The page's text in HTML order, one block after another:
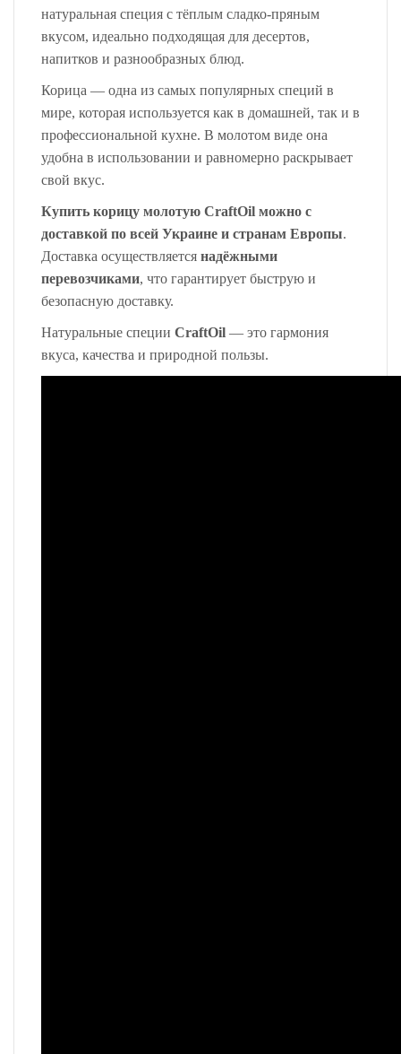
натуральная специя с тёплым сладко-пряным
вкусом, идеально подходящая для десертов,
напитков и разнообразных блюд.
Корица — одна из самых популярных специй в
мире, которая используется как в домашней, так и в
профессиональной кухне. В молотом виде она
удобна в использовании и равномерно раскрывает
свой вкус.
Купить корицу молотую CraftOil можно с
доставкой по всей Украине и странам Европы.
Доставка осуществляется надёжными
перевозчиками, что гарантирует быструю и
безопасную доставку.
Натуральные специи CraftOil — это гармония
вкуса, качества и природной пользы.